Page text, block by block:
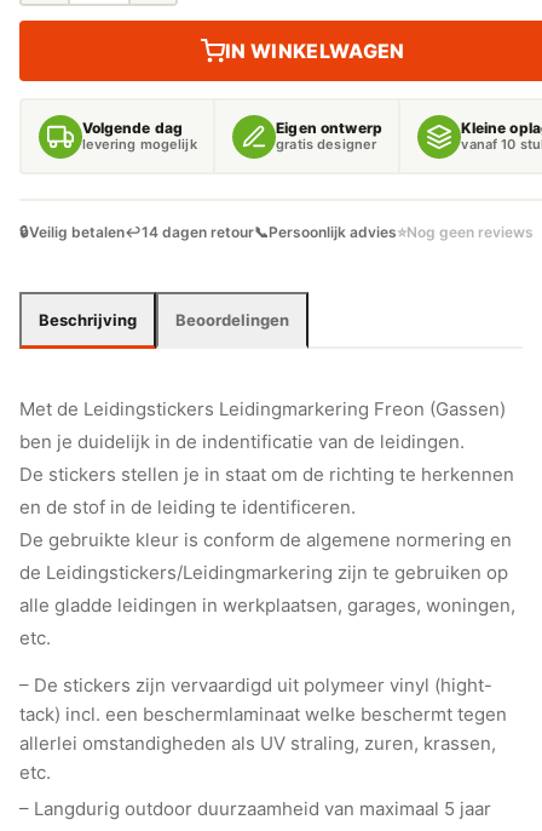
IN WINKELWAGEN
Volgende dag
levering mogelijk
Eigen ontwerp
gratis designer
Kleine
vanaf 10
🔒Veilig betalen↩️14 dagen retour📞Persoonlijk advies⭐Nog geen reviews
Beschrijving Beoordelingen
Met de Leidingstickers Leidingmarkering Freon (Gassen)
ben je duidelijk in de indentificatie van de leidingen.
De stickers stellen je in staat om de richting te herkennen
en de stof in de leiding te identificeren.
De gebruikte kleur is conform de algemene normering en
de Leidingstickers/Leidingmarkering zijn te gebruiken op
alle gladde leidingen in werkplaatsen, garages, woningen,
etc.
– De stickers zijn vervaardigd uit polymeer vinyl (hight-
tack) incl. een beschermlaminaat welke beschermt tegen
allerlei omstandigheden als UV straling, zuren, krassen,
etc.
– Langdurig outdoor duurzaamheid van maximaal 5 jaar